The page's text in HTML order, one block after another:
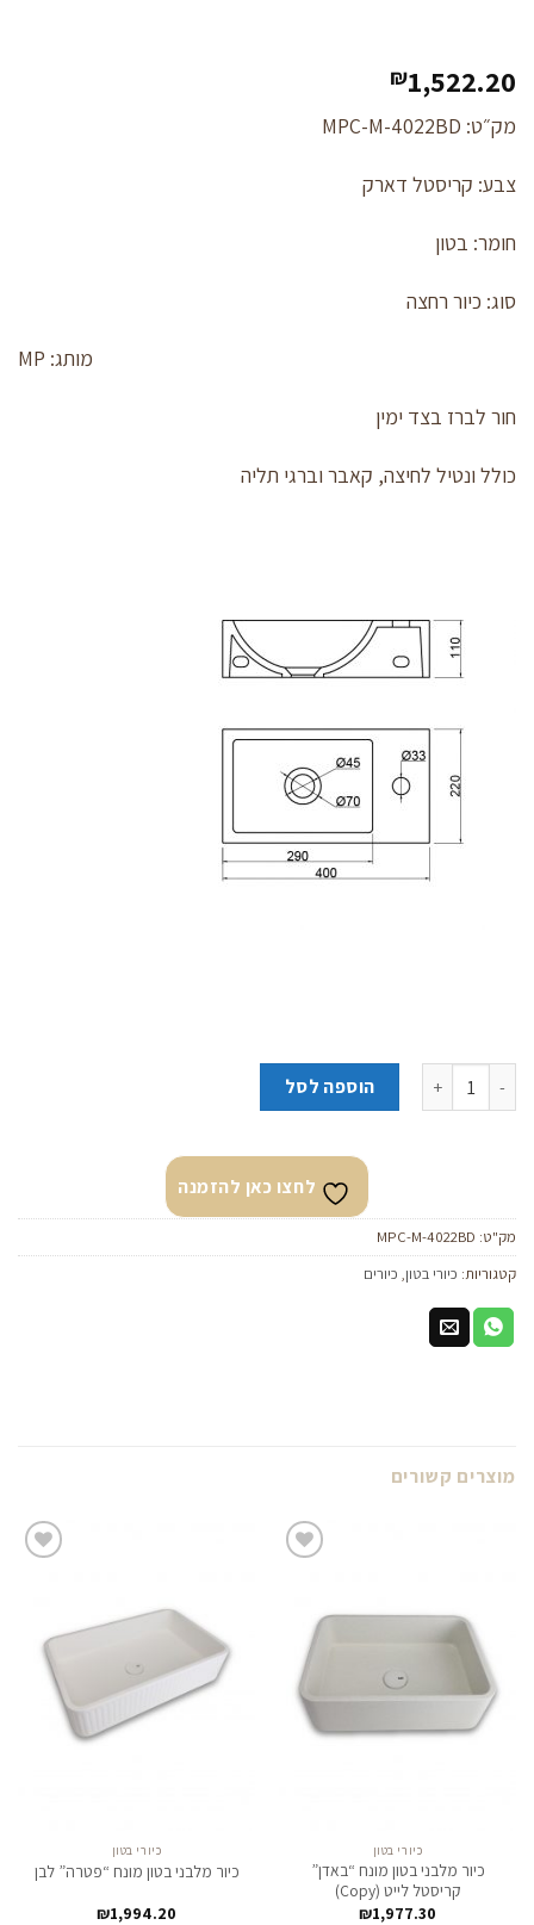
₪1,522.20
מק״ט: MPC-M-4022BD
צבע: קריסטל דארק
חומר: בטון
סוג: כיור רחצה
מותג: MP
חור לברז בצד ימין
כולל ונטיל לחיצה, קאבר וברגי תליה
כמות של כיור מלבני בטון תלוי/מונח “גל” קריסטל דארק
הוספה לסל
לחצו כאן להזמנה
מק"ט: MPC-M-4022BD
קטגוריות: כיורי בטון, כיורים
מוצרים קשורים
להזמנה
כיורי בטון
כיור מלבני בטון מונח “באדן”
קריסטל לייט (Copy)
₪1,977.30
כיורי בטון
כיור מלבני בטון מונח “פטרה” לבן
₪1,994.20